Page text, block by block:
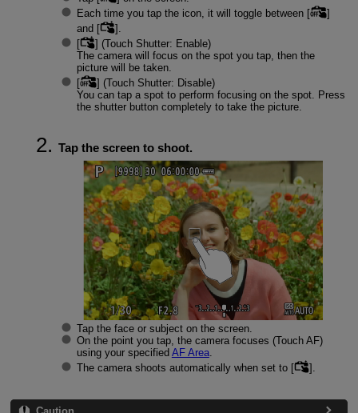
Each time you tap the icon, it will toggle between [
]
and [
].
[
] (Touch Shutter: Enable)
The camera will focus on the spot you tap, then the
picture will be taken.
[
] (Touch Shutter: Disable)
You can tap a spot to perform focusing on the spot. Press
the shutter button completely to take the picture.
Tap the screen to shoot.
Tap the face or subject on the screen.
On the point you tap, the camera focuses (Touch AF)
using your specified AF Area.
The camera shoots automatically when set to [
].